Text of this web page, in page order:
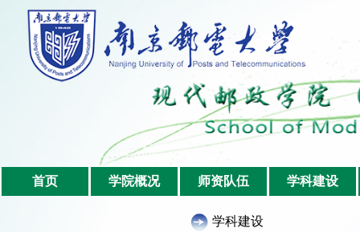
首页 学院概况 师资队伍 学科建设
学科建设